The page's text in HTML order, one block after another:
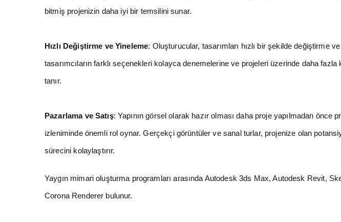
bitmiş projenizin daha iyi bir temsilini sunar.
Hızlı Değiştirme ve Yineleme: Oluşturucular, tasarımları hızlı bir şekilde değiştirme
tasarımcıların farklı seçenekleri kolayca denemelerine ve projeleri üzerinde daha fazla
tanır.
Pazarlama ve Satış: Yapının görsel olarak hazır olması daha proje yapılmadan önce
izleniminde önemli rol oynar. Gerçekçi görüntüler ve sanal turlar, projenize olan
sürecini kolaylaştırır.
Yaygın mimari oluşturma programları arasında Autodesk 3ds Max, Autodesk Revit,
Corona Renderer bulunur.